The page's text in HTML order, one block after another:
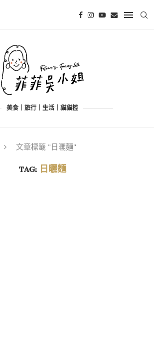
美食｜旅行｜生活｜貓貓控
文章標籤 "日曬麵"
TAG: 日曬麵